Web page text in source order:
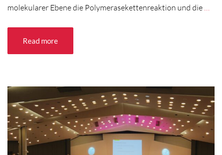
molekularer Ebene die Polymerasekettenreaktion und die
Read more